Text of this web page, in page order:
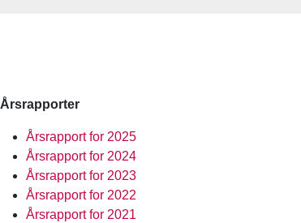
Årsrapporter
Årsrapport for 2025
Årsrapport for 2024
Årsrapport for 2023
Årsrapport for 2022
Årsrapport for 2021